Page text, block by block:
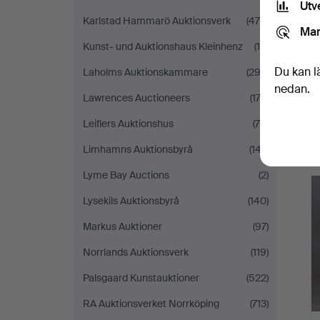
Karlstad Hammarö Auktionsverk
(475)
Kunst- und Auktionshaus Kleinhenz
(10)
Laholms Auktionskammare
(293)
Lawrences Auctioneers
(174)
Leiflers Auktionshus
(78)
Limhamns Auktionsbyrå
(147)
Lyme Bay Auctions
(2)
Lysekils Auktionsbyrå
(140)
Markus Auktioner
(97)
Norrlands Auktionsverk
(119)
Palsgaard Kunstauktioner
(522)
RA Auktionsverket Norrköping
(713)
Du kan
nedan.